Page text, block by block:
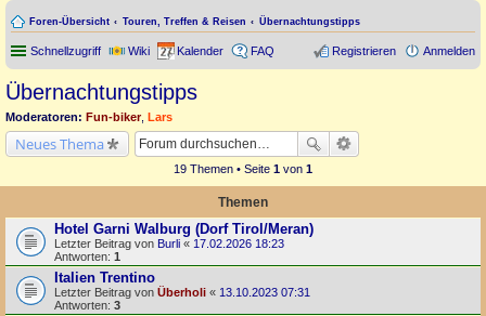
Foren-Übersicht Touren, Treffen & Reisen Übernachtungstipps
Schnellzugriff Wiki Kalender FAQ Anmelden
Registrieren
Übernachtungstipps
Moderatoren: Fun-biker, Lars
Neues Thema
19 Themen • Seite 1 von 1
Themen
Hotel Garni Walburg (Dorf Tirol/Meran)
Letzter Beitrag von Burli « 17.02.2026 18:23
Antworten: 1
Italien Trentino
Letzter Beitrag von Überholi « 13.10.2023 07:31
Antworten: 3